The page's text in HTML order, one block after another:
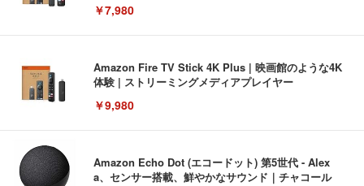
￥7,980
Amazon Fire TV Stick 4K Plus | 映画館のような4K
体験 | ストリーミングメディアプレイヤー
￥9,980
Amazon Echo Dot (エコードット) 第5世代 - Alex
a、センサー搭載、鮮やかなサウンド｜チャコール